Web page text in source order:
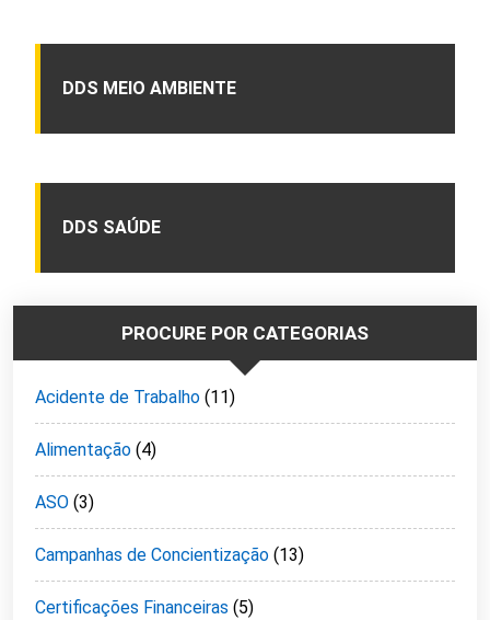
DDS MEIO AMBIENTE
DDS SAÚDE
PROCURE POR CATEGORIAS
Acidente de Trabalho (11)
Alimentação (4)
ASO (3)
Campanhas de Concientização (13)
Certificações Financeiras (5)